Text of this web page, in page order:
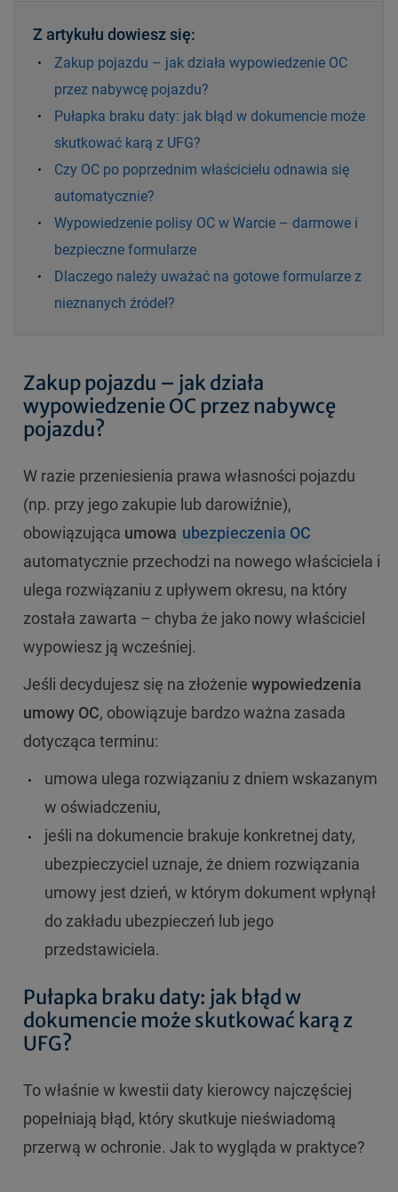
Z artykułu dowiesz się:
Zakup pojazdu – jak działa wypowiedzenie OC
przez nabywcę pojazdu?
Pułapka braku daty: jak błąd w dokumencie może
skutkować karą z UFG?
Czy OC po poprzednim właścicielu odnawia się
automatycznie?
Wypowiedzenie polisy OC w Warcie – darmowe i
bezpieczne formularze
Dlaczego należy uważać na gotowe formularze z
nieznanych źródeł?
Zakup pojazdu – jak działa
wypowiedzenie OC przez nabywcę
pojazdu?
W razie przeniesienia prawa własności pojazdu
(np. przy jego zakupie lub darowiźnie),
obowiązująca umowa ubezpieczenia OC
automatycznie przechodzi na nowego właściciela i
ulega rozwiązaniu z upływem okresu, na który
została zawarta – chyba że jako nowy właściciel
wypowiesz ją wcześniej.
Jeśli decydujesz się na złożenie wypowiedzenia
umowy OC, obowiązuje bardzo ważna zasada
dotycząca terminu:
umowa ulega rozwiązaniu z dniem wskazanym
w oświadczeniu,
jeśli na dokumencie brakuje konkretnej daty,
ubezpieczyciel uznaje, że dniem rozwiązania
umowy jest dzień, w którym dokument wpłynął
do zakładu ubezpieczeń lub jego
przedstawiciela.
Pułapka braku daty: jak błąd w
dokumencie może skutkować karą z
UFG?
To właśnie w kwestii daty kierowcy najczęściej
popełniają błąd, który skutkuje nieświadomą
przerwą w ochronie. Jak to wygląda w praktyce?